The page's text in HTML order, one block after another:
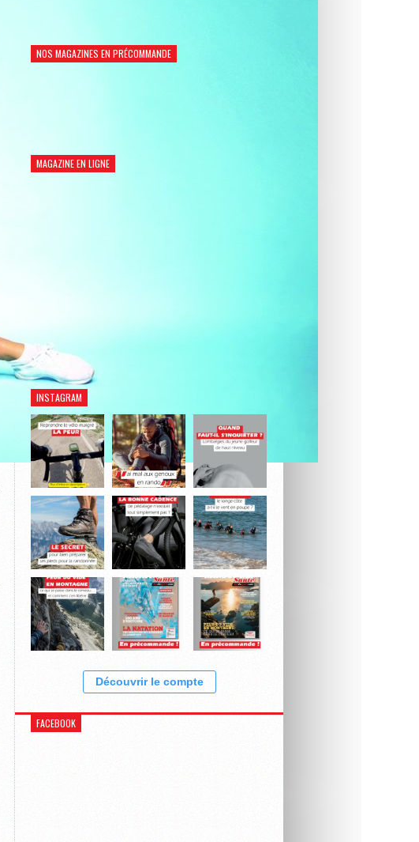
NOS MAGAZINES EN PRÉCOMMANDE
MAGAZINE EN LIGNE
Découvrez notre dernier numéro Natation Santé.
INSTAGRAM
Découvrir le compte
FACEBOOK